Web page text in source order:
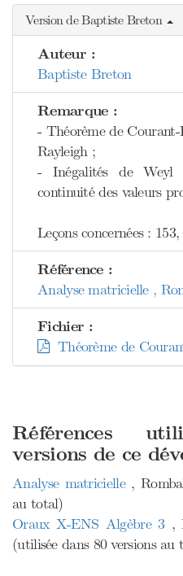
Version de Baptiste Breton
Auteur :
Baptiste Breton
Remarque :
- Théorème de
Rayleigh ;
- Inégalités de Weyl
continuité des valeurs
Leçons concernées :
Référence :
Analyse matricielle ,
Fichier :
Théorème de
Références
versions de ce
Analyse matricielle ,
au total)
Oraux X-ENS Algèbre 3 ,
(utilisée dans 80 versions au